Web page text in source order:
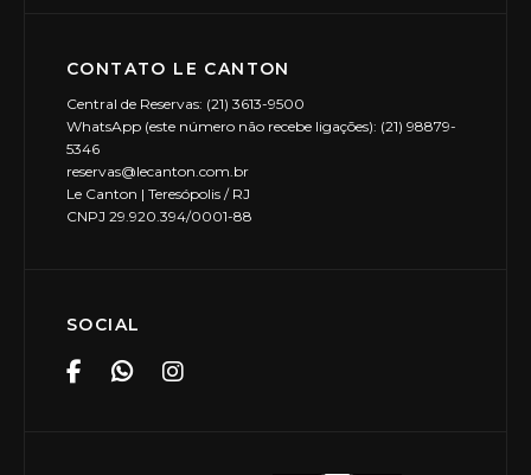
CONTATO LE CANTON
Central de Reservas: (21) 3613-9500
WhatsApp (este número não recebe ligações): (21) 98879-
5346
reservas@lecanton.com.br
Le Canton | Teresópolis / RJ
CNPJ 29.920.394/0001-88
SOCIAL